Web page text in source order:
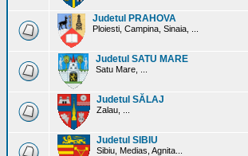
Judetul PRAHOVA
Ploiesti, Campina, Sinaia, ...
Judetul SATU MARE
Satu Mare, ...
Judetul SĂLAJ
Zalau, ...
Judetul SIBIU
Sibiu, Medias, Agnita...